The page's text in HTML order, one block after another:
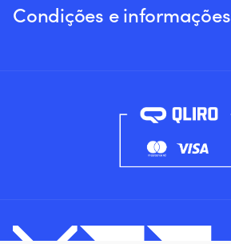
Sobre a Moory
Condições e informações
Devoluções e reembolsos
Termos e Condições
Política de privacidade